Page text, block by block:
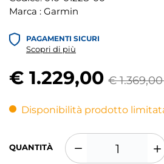
Marca : Garmin
PAGAMENTI SICURI
Scopri di più
€ 1.229,00 €
Disponibilità prodotto
QUANTITÀ